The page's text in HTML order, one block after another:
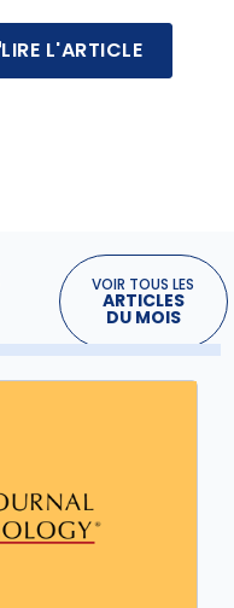
LIRE L'ARTICLE
VOIR TOUS LES
ARTICLES
DU MOIS